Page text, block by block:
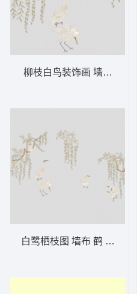
花绣簇鸟栖枝头 墙布 水墨鸟 背景墙
花香 背景墙 白鹭栖枝图 墙布 鹤 背景墙